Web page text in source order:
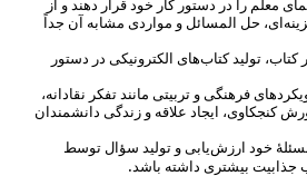
معلم را در دستور کار خود قرار دهند و از
ای، حل المسائل و مواردی مشابه آن جداً
کتاب، تولید کتابهای الکترونیکی در دستور
فرهنگی و تربیتی مانند تفکر نقادانه،
کنجکاوی، ایجاد علاقه و زندگی دانشمندان
خود ارزشیابی و تولید سؤال توسط
جذابیت بیشتری داشته باشد.